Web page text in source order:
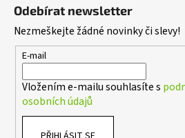
s
Odebírat newsletter
Nezmeškejte žádné novinky či slevy!
E-mail
Vložením e-mailu souhlasíte s
osobních údajů